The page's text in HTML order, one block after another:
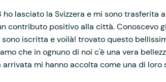
lasciato la Svizzera e mi sono trasferita
contributo positivo alla città. Conoscevo
iscritta e voilà! trovato questo
che in ognuno di noi c'è una vera
mi hanno accolta come una di loro